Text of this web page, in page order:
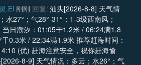
.EI 刚刚 回复: 汕头[2026-8-8] 天气情
水27°；气28°-31°；1-3级西南风；
日潮汐：01:05干1.2米 / 06:24满1.8
0.3米 / 22:34满1.9米 推荐赶海时间：
(优) 赶海注意安全，祝你赶海愉